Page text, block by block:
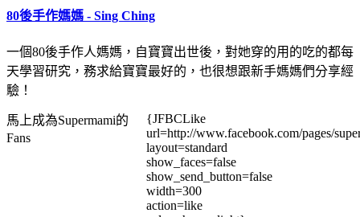
80後手作媽媽 - Sing Ching
一個80後手作人媽媽，自寶寶出世後， 對她穿的用的吃的都每
天學習研究，務求給寶寶最好的， 也很想跟新手媽媽們分享經
驗！
馬上成為Supermami的
Fans
{JFBCLike
url=http://www.facebook.com/pages/
layout=standard
show_faces=false
show_send_button=false
width=300
action=like